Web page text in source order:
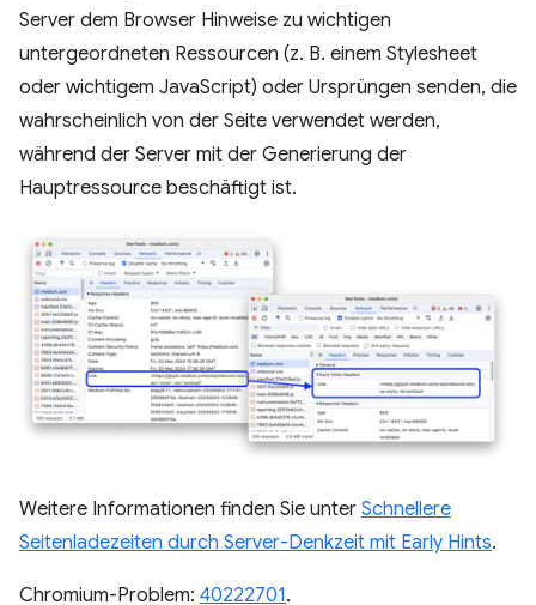
Server dem Browser Hinweise zu wichtigen
untergeordneten Ressourcen (z. B. einem Stylesheet
oder wichtigem JavaScript) oder Ursprüngen senden, die
wahrscheinlich von der Seite verwendet werden,
während der Server mit der Generierung der
Hauptressource beschäftigt ist.
Weitere Informationen finden Sie unter Schnellere
Seitenladezeiten durch Server-Denkzeit mit Early Hints.
Chromium-Problem: 40222701.